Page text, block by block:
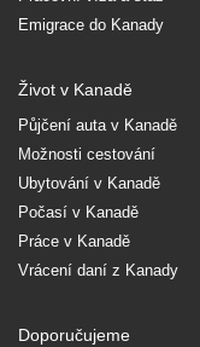
Emigrace do Kanady
Život v Kanadě
Půjčení auta v Kanadě
Možnosti cestování
Ubytování v Kanadě
Počasí v Kanadě
Práce v Kanadě
Vrácení daní z Kanady
Doporučujeme